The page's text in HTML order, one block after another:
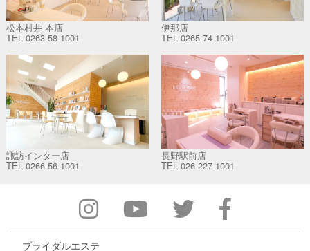
松本村井 本店
TEL 0263-58-1001
伊那店
TEL 0265-74-1001
諏訪インター店
TEL 0266-56-1001
長野駅前店
TEL 026-227-1001
ブライダルエステ